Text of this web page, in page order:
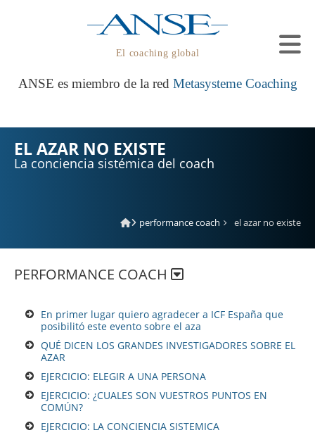
El coaching global
ANSE es miembro de la red Metasysteme Coaching
EL AZAR NO EXISTE
La conciencia sistémica del coach
performance coach el azar no existe
PERFORMANCE COACH
En primer lugar quiero agradecer a ICF España que
posibilitó este evento sobre el aza
QUÉ DICEN LOS GRANDES INVESTIGADORES SOBRE EL
AZAR
EJERCICIO: ELEGIR A UNA PERSONA
EJERCICIO: ¿CUALES SON VUESTROS PUNTOS EN
COMÚN?
EJERCICIO: LA CONCIENCIA SISTEMICA